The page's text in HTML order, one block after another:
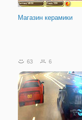
Магазин керамики
63 6